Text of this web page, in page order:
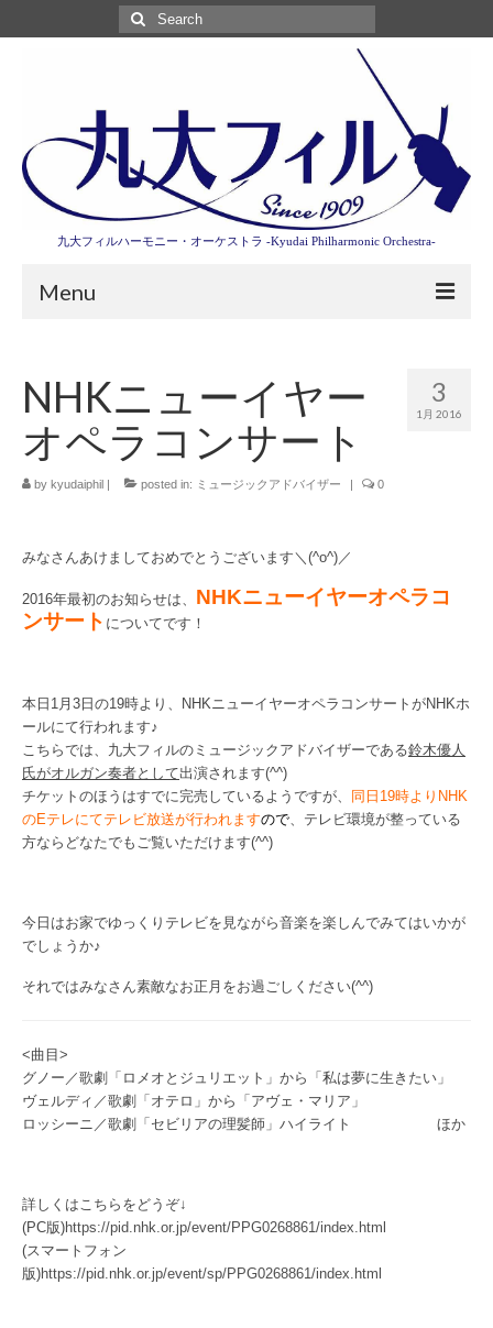
Search
for:
九大フィルハーモニー・オーケストラ -Kyudai Philharmonic Orchestra-
Menu
演奏会情報
卒業記念演奏会2027
九大フィルとは
演奏会の歴史
九大フィル特集ページ
団員専用ページ
3
1月 2016
NHKニューイヤー
オペラコンサート
by kyudaiphil posted in: ミュージックアドバイザー 0
みなさんあけましておめでとうございます＼(^o^)／
2016年最初のお知らせは、 NHKニューイヤーオペラコ
ンサート についてです！
本日1月3日の19時より、NHKニューイヤーオペラコンサートがNHKホ
ールにて行われます♪
こちらでは、九大フィルのミュージックアドバイザーである鈴木優人
氏がオルガン奏者として出演されます(^^)
チケットのほうはすでに完売しているようですが、
同日19時よりNHK
のEテレにてテレビ放送が行われますので、テレビ環境が整っている
方ならどなたでもご覧いただけます(^^)
今日はお家でゆっくりテレビを見ながら音楽を楽しんでみてはいかが
でしょうか♪
それではみなさん素敵なお正月をお過ごしください(^^)
<曲目>
グノー／歌劇「ロメオとジュリエット」から「私は夢に生きたい」
ヴェルディ／歌劇「オテロ」から「アヴェ・マリア」
ロッシーニ／歌劇「セビリアの理髪師」ハイライト ほか
詳しくはこちらをどうぞ↓
(PC版)https://pid.nhk.or.jp/event/PPG0268861/index.html
(スマートフォン
版)https://pid.nhk.or.jp/event/sp/PPG0268861/index.html